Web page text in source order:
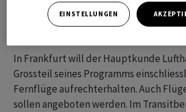
kommt kein Passagier mehr von aussen
Flugzeugen im Sicherheitsbereich.
In Frankfurt will der Hauptkunde
Grossteil seines Programms
Fernflüge aufrechterhalten. Auch
sollen angeboten werden. Im
EINSTELLUNGEN